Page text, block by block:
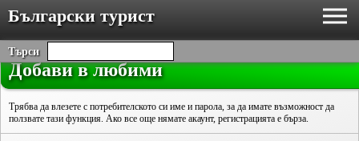
Български турист
Търси
Добави в любими
Трябва да влезете с потребителското си име и парола, за да имате възможност да
ползвате тази функция. Ако все още нямате акаунт, регистрацията е бърза.